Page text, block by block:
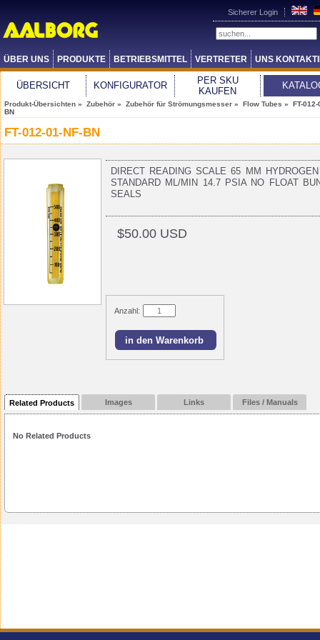
Sicherer Login
ÜBER UNS PRODUKTE BETRIEBSMITTEL VERTRETER UNS
ÜBERSICHT KONFIGURATOR
PER SKU
KAUFEN
Produkt-Übersichten » Zubehör » Zubehör für Strömungsmesser » Flow Tubes » FT-012-
BN
FT-012-01-NF-BN
DIRECT READING SCALE 65 MM
STANDARD ML/MIN 14.7 PSIA NO FLOAT
SEALS
$50.00 USD
Anzahl:
Related Products Images Links Files / Manuals
No Related Products